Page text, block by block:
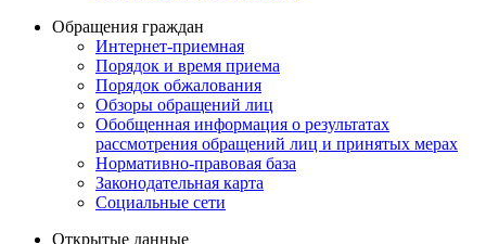
Обращения граждан
Интернет-приемная
Порядок и время приема
Порядок обжалования
Обзоры обращений лиц
Обобщенная информация о результатах
рассмотрения обращений лиц и принятых мерах
Нормативно-правовая база
Законодательная карта
Социальные сети
Открытые данные